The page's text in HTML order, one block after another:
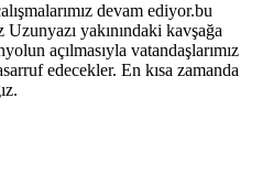
devam ediyor.bu
Uzunyazı yakınındaki kavşağa
açılmasıyla vatandaşlarımız
edecekler. En kısa zamanda